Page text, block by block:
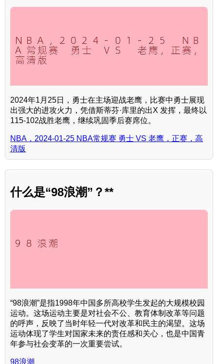
2024年1月25日，勇士在主场迎战老鹰，比赛中勇士展现
出强大的进攻火力，凭借斯蒂芬·库里的出X 发挥，最终以
115-102战胜老鹰，继续巩固季后赛席位。
NBA，2024-01-25 NBA常规赛 勇士 VS 老鹰，正赛，高
清版
什么是“98浪潮”？**
“98浪潮”是指1998年中国多所高校学生发起的大规模校园
运动。这场运动主要是对社会不公、教育体制改革等问题
的呼声，反映了当时年轻一代对改革和民主的渴望。这场
运动体现了学生对国家未来的责任感和关心，也是中国青
年参与社会变革的一次重要尝试。
98浪潮